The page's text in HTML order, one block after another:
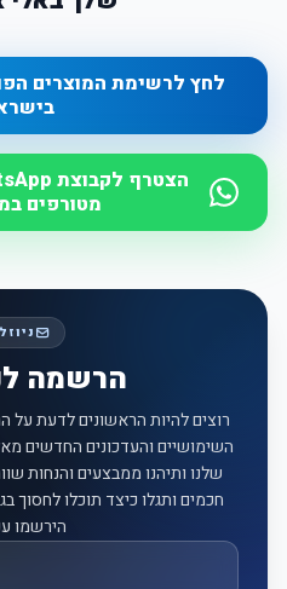
לחץ לרשימת המוצרים
מטורפים
הרשמה
רוצים להיות הראשונים לדעת על
השימושיים והעדכונים החדשים
שלנו ותיהנו ממבצעים והנחות
חכמים ותגלו כיצד תוכלו לחסוך
הירשמו
אימייל